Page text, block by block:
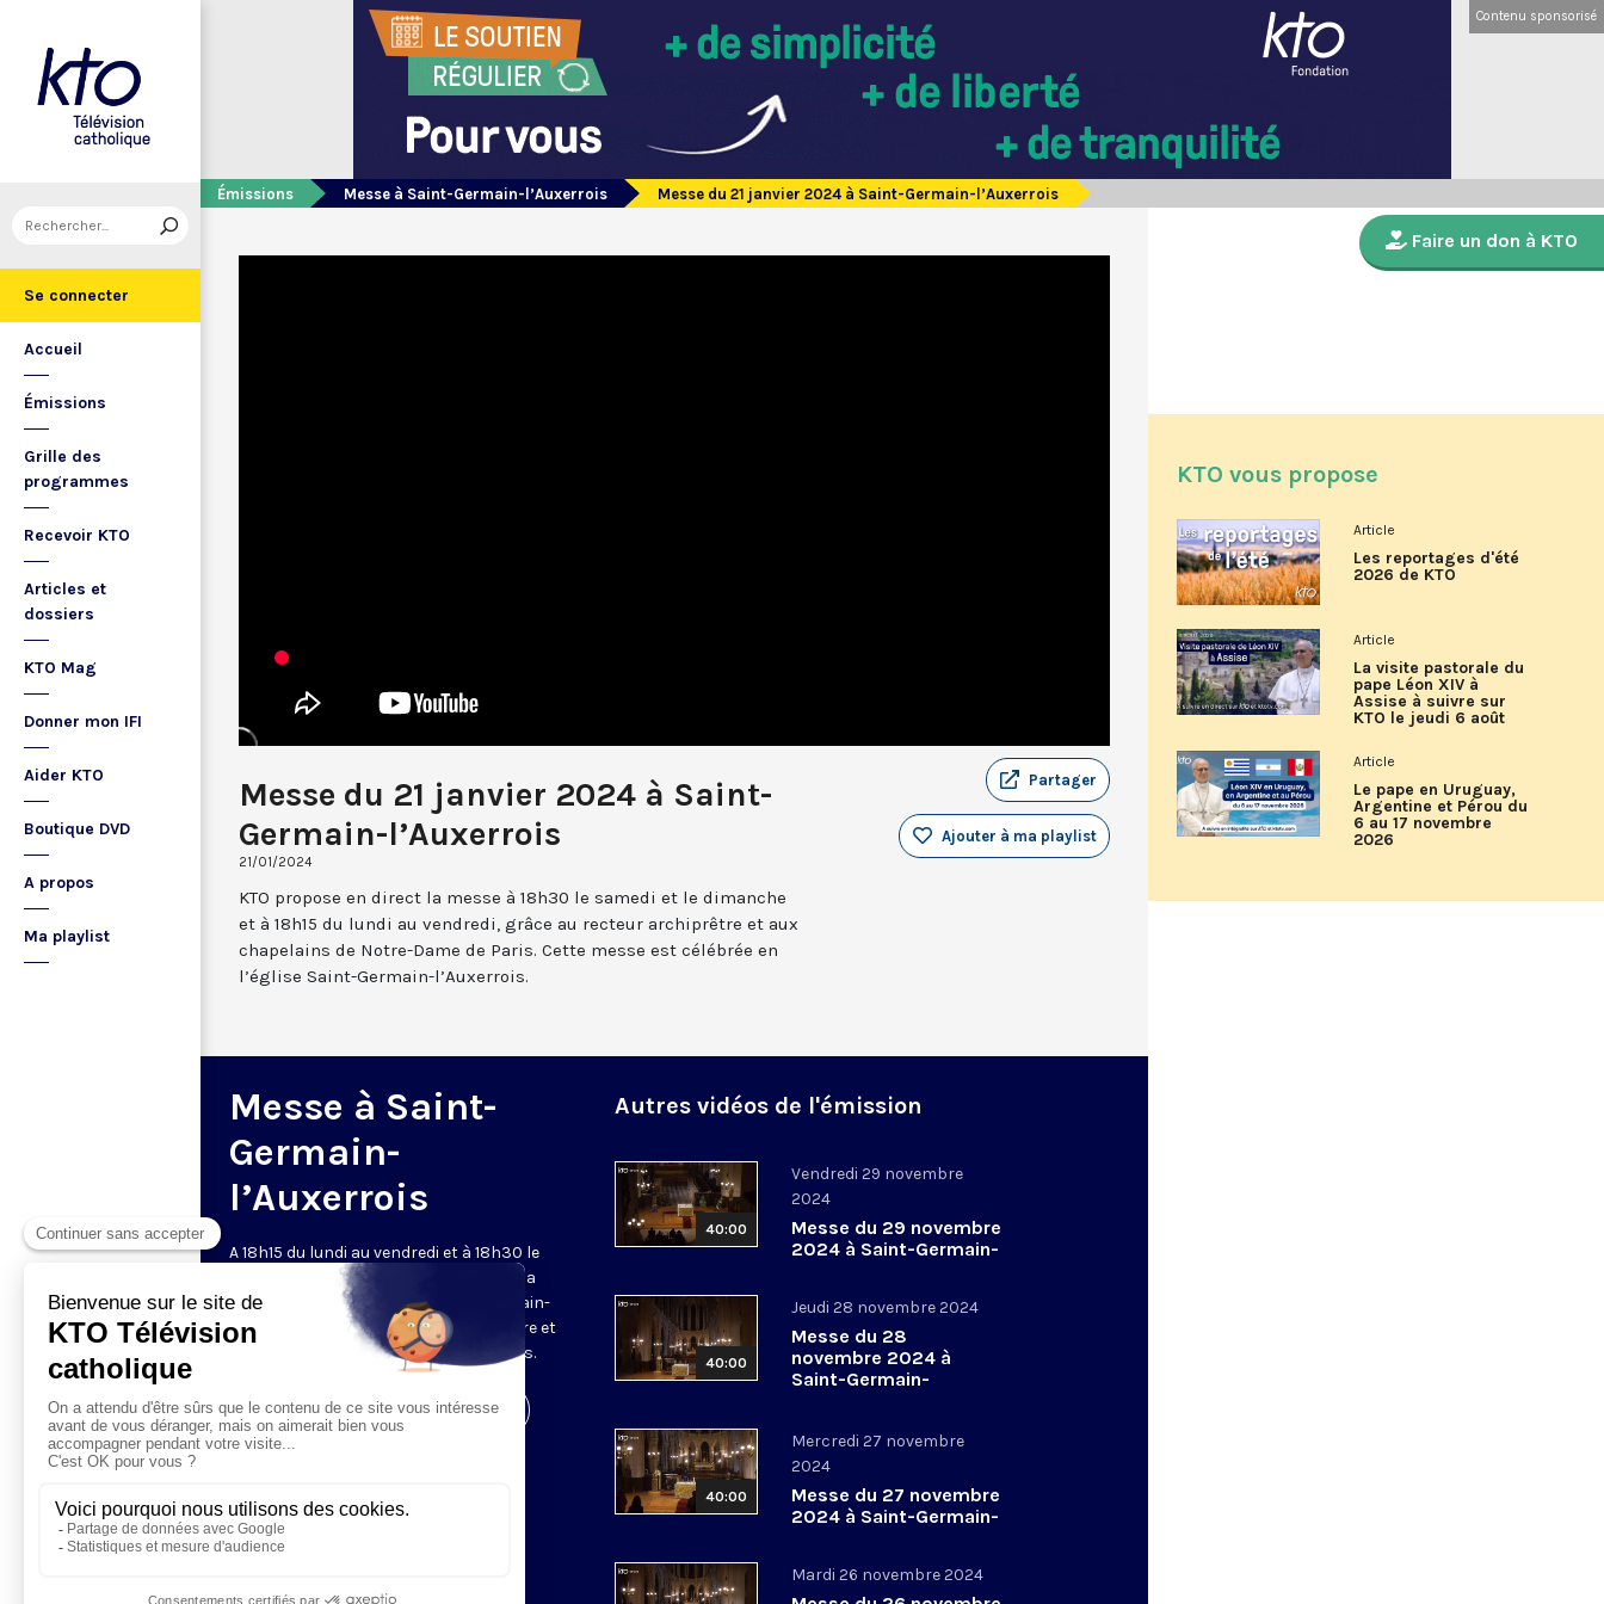
Se connecter
Accueil
Émissions
Grille des
programmes
Recevoir KTO
Articles et
dossiers
KTO Mag
Donner mon IFI
Aider KTO
Boutique DVD
A propos
Ma playlist
Contenu sponsorisé
Émissions Messe à Saint-Germain-l’Auxerrois Messe du 21 janvier 2024 à Saint-Germain-l’Auxerrois
Messe du 21 janvier 2024 à Saint-
Germain-l’Auxerrois
21/01/2024
Partager
Ajouter à ma playlist
KTO propose en direct la messe à 18h30 le samedi et le dimanche
et à 18h15 du lundi au vendredi, grâce au recteur archiprêtre et aux
chapelains de Notre-Dame de Paris. Cette messe est célébrée en
l’église Saint-Germain-l’Auxerrois.
Messe à Saint-
Germain-
l’Auxerrois
A 18h15 du lundi au vendredi et à 18h30 le
samedi et dimanche, KTO retransmet la
messe en direct de l'église Saint-Germain-
l'Auxerrois, grâce au recteur archiprêtre et
aux chapelains de Notre-Dame de Paris.
Visiter la page de l'émission
Autres vidéos de l'émission
40:00
Vendredi 29 novembre
2024
Messe du 29 novembre
2024 à Saint-Germain-
40:00
Jeudi 28 novembre 2024
Messe du 28
novembre 2024 à
Saint-Germain-
40:00
Mercredi 27 novembre
2024
Messe du 27 novembre
2024 à Saint-Germain-
Mardi 26 novembre 2024
Faire un don à KTO
KTO vous propose
Article
Les reportages d'été
2026 de KTO
Article
La visite pastorale du
pape Léon XIV à
Assise à suivre sur
KTO le jeudi 6 août
Article
Le pape en Uruguay,
Argentine et Pérou du
6 au 17 novembre
2026